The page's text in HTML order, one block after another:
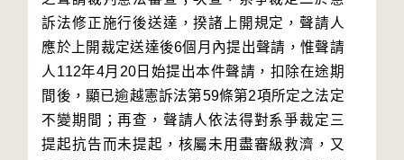
訴法修正施行後送達，揆諸上開規定，聲請人
應於上開裁定送達後6個月內提出聲請，惟聲請
人112年4月20日始提出本件聲請，扣除在途期
間後，顯已逾越憲訴法第59條第2項所定之法定
不變期間；再查，聲請人依法得對系爭裁定三
提起抗告而未提起，核屬未用盡審級救濟，又